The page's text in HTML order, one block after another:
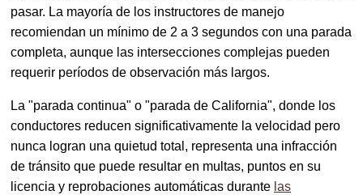
pasar. La mayoría de los instructores de manejo
recomiendan un mínimo de 2 a 3 segundos con una parada
completa, aunque las intersecciones complejas pueden
requerir períodos de observación más largos.
La "parada continua" o "parada de California", donde los
conductores reducen significativamente la velocidad pero
nunca logran una quietud total, representa una infracción
de tránsito que puede resultar en multas, puntos en su
licencia y reprobaciones automáticas durante las